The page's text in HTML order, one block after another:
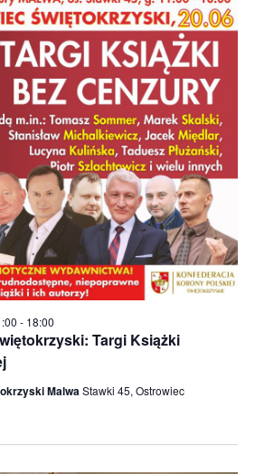
c
j
a
p
o
w
y
s
z
u
k
w
i
j
Targi Książki
- 18:00
MalwaStawki 45, Ostrowiec